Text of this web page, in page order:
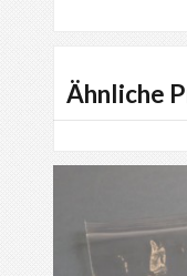
Ähnliche